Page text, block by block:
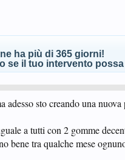
ha più di 365 giorni!
il tuo intervento
sto creando una nuova
a tutti con 2 gomme
bene tra qualche mese